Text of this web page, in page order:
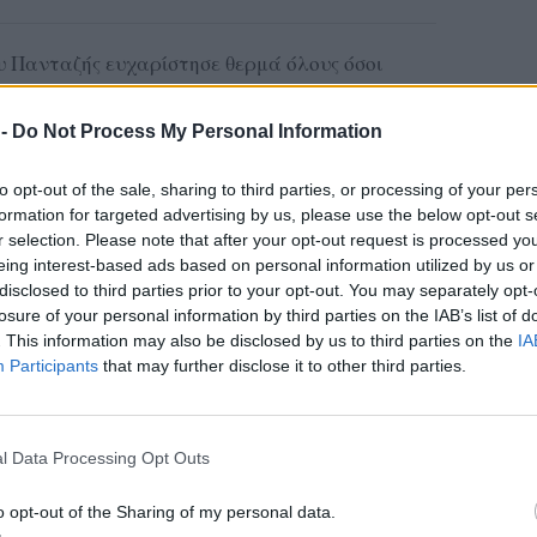
Do Not Process My Personal Information
opt-out of the sale, sharing to third parties, or processing of your
for targeted advertising by us, please use the below opt-out
selection. Please note that after your opt-out request is processed
interest-based ads based on personal information utilized by us
to third parties prior to your opt-out. You may separately
of your personal information by third parties on the IAB’s list of
This information may also be disclosed by us to third parties on the
Participants that may further disclose it to other third parties.
Data Processing Opt Outs
opt-out of the Sharing of my personal data.
ευχαρίστησε θερμά όλους όσοι
μήνυμα χαράς και αισιοδοξίας:
και να διασκεδάσατε όλοι μικροί και
όλοι γεροί, πάντα με υγεία, σε ένα ακόμα
γλυκιά “δόση τρόμου”, αποδεικνύοντας πως
και αγάπη για τον κόσμο, κάθε γιορτή
για όλους.
στα αποτελέσματα αναζήτησης
on Google ↗